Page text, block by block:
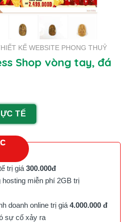
KẾ WEBSITE PHONG THUỶ
Shop vòng tay, đá
TẾ
trị giá 300.000đ
miễn phí 2GB trị
doanh online trị giá 4.000.000 đ
sự cố xảy ra